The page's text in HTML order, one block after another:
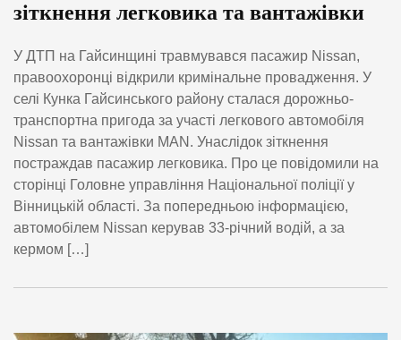
зіткнення легковика та вантажівки
У ДТП на Гайсинщині травмувався пасажир Nissan,
правоохоронці відкрили кримінальне провадження. У
селі Кунка Гайсинського району сталася дорожньо-
транспортна пригода за участі легкового автомобіля
Nissan та вантажівки MAN. Унаслідок зіткнення
постраждав пасажир легковика. Про це повідомили на
сторінці Головне управління Національної поліції у
Вінницькій області. За попередньою інформацією,
автомобілем Nissan керував 33-річний водій, а за
кермом […]